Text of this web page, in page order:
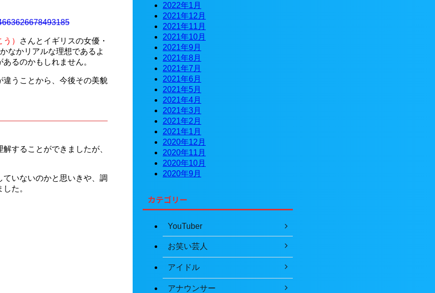
）
さんとイギリスの女優・
なかリアルな理想であるよ
るのかもしれません。
うことから、今後その美貌
することができましたが、
ていないのかと思いきや、調
た。
2022年1月
2021年12月
2021年11月
2021年10月
2021年9月
2021年8月
2021年7月
2021年6月
2021年5月
2021年4月
2021年3月
2021年2月
2021年1月
2020年12月
2020年11月
2020年10月
2020年9月
カテゴリー
YouTuber
お笑い芸人
アイドル
アナウンサー